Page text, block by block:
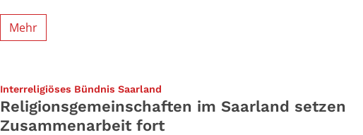
Mehr
Interreligiöses Bündnis Saarland
Religionsgemeinschaften im Saarland setzen
Zusammenarbeit fort